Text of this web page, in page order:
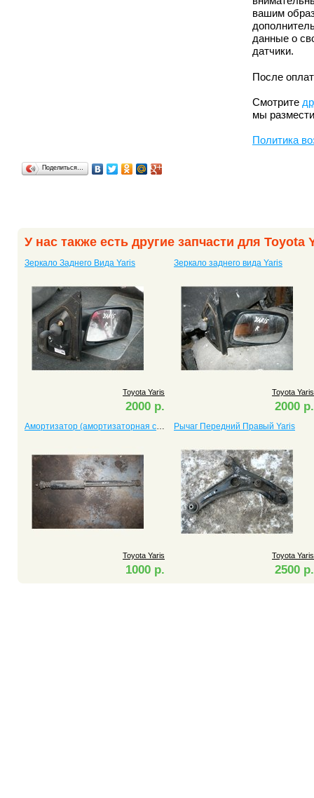
вашим
данные о
датчики.
После
Смотрите
мы
Политика
Поделиться…
У нас также есть другие запчасти для Toyota
Зеркало Заднего Вида Yaris
Toyota Yaris
2000 р.
Зеркало заднего вида Yaris
Toyota Yaris
2000 р.
Амортизатор (амортизаторная стойка) передний левый Yaris
Toyota Yaris
1000 р.
Рычаг Передний Правый Yaris
Toyota Yaris
2500 р.